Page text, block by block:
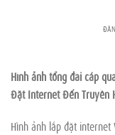
Hình ảnh tổng đài cáp
Đặt Internet Đến Truyền
Hình ảnh lắp đặt internet